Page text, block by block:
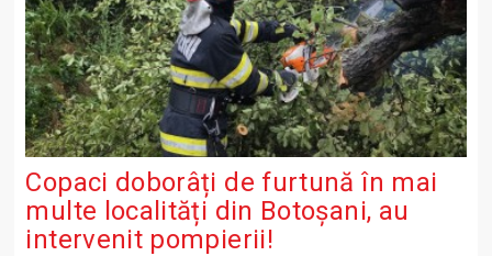
Copaci doborâți de furtună în mai
multe localități din Botoșani, au
intervenit pompierii!